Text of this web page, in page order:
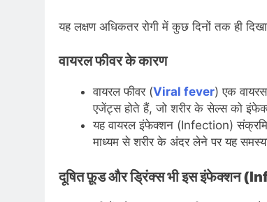
यह लक्षण अधिकतर रोगी में कुछ दिनों तक ही
वायरल फीवर के कारण
वायरल फीवर (Viral fever) एक
एजेंट्स होते हैं, जो शरीर के सेल्स को
यह वायरल इंफेक्शन (Infection)
माध्यम से शरीर के अंदर लेने पर यह
दूषित फ़ूड और ड्रिंक्स भी इस इंफेक्शन